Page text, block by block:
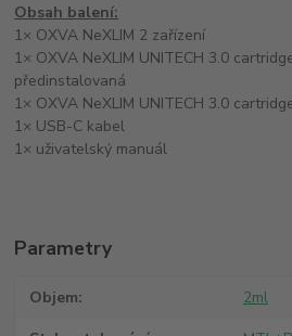
Obsah balení:
1× OXVA NeXLIM 2 zařízení
1× OXVA NeXLIM UNITECH 3.0
předinstalovaná
1× OXVA NeXLIM UNITECH 3.0
1× USB-C kabel
1× uživatelský manuál
Parametry
Objem 2ml